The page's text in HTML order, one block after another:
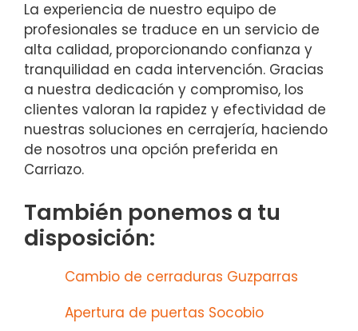
La experiencia de nuestro equipo de
profesionales se traduce en un servicio de
alta calidad, proporcionando confianza y
tranquilidad en cada intervención. Gracias
a nuestra dedicación y compromiso, los
clientes valoran la rapidez y efectividad de
nuestras soluciones en cerrajería, haciendo
de nosotros una opción preferida en
Carriazo.
También ponemos a tu
disposición:
Cambio de cerraduras Guzparras
Apertura de puertas Socobio